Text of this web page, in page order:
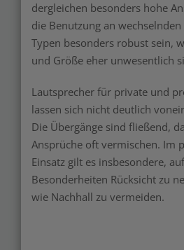
dergleichen besonders hohe
die Benutzung an
Typen besonders robust sein,
und Größe eher unwesentlich
Lautsprecher für private und
lassen sich nicht deutlich
Die Übergänge sind fließend,
Ansprüche oft vermischen. Im
Einsatz gilt es insbesondere,
Besonderheiten Rücksicht zu
wie Nachhall zu vermeiden.